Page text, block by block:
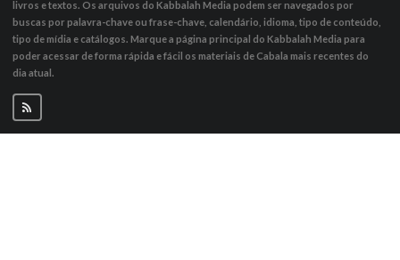
livros e textos. Os arquivos do Kabbalah Media podem ser navegados por
buscas por palavra-chave ou frase-chave, calendário, idioma, tipo de conteúdo,
tipo de mídia e catálogos. Marque a página principal do Kabbalah Media para
poder acessar de forma rápida e fácil os materiais de Cabala mais recentes do
dia atual.